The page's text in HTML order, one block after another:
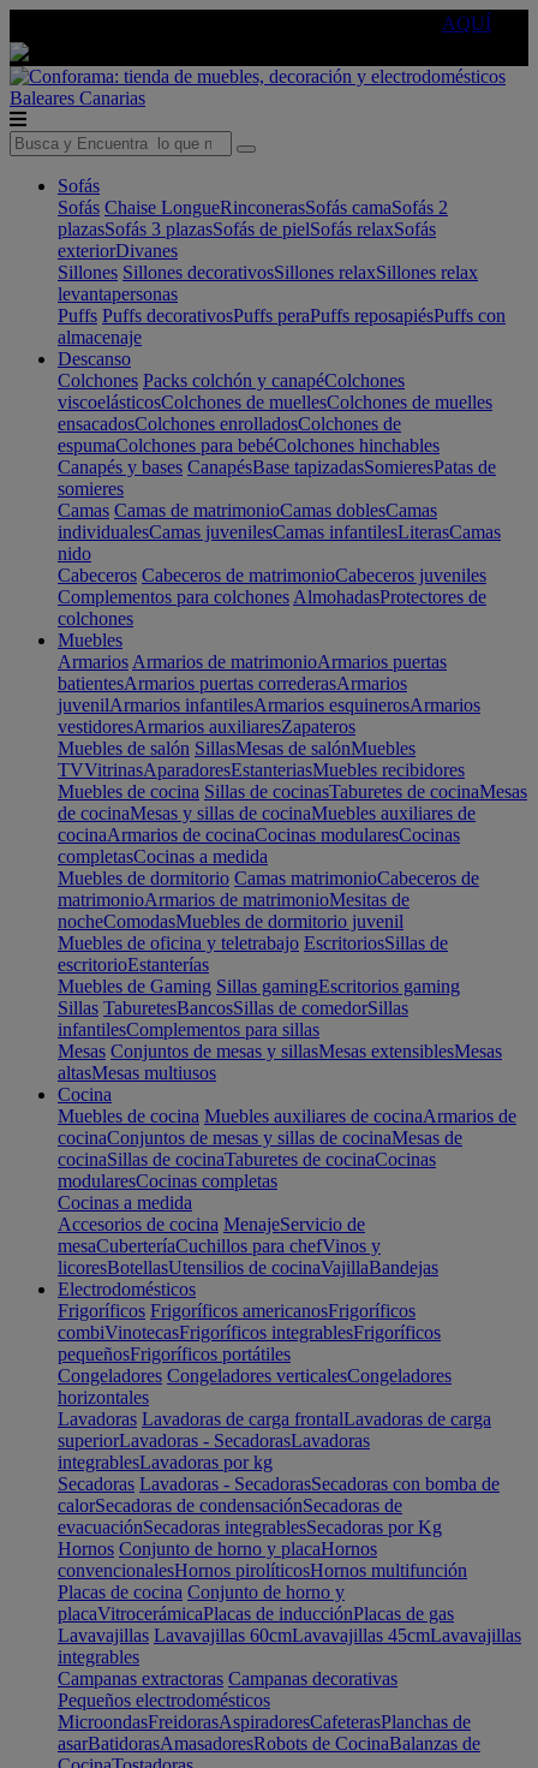
AQUÍ
Baleares Canarias
Sofás
Sofás Chaise LongueRinconerasSofás camaSofás 2
plazasSofás 3 plazasSofás de pielSofás relaxSofás
exteriorDivanes
Sillones Sillones decorativosSillones relaxSillones relax
levantapersonas
Puffs Puffs decorativosPuffs peraPuffs reposapiésPuffs con
almacenaje
Descanso
Colchones Packs colchón y canapéColchones
viscoelásticosColchones de muellesColchones de muelles
ensacadosColchones enrolladosColchones de
espumaColchones para bebéColchones hinchables
Canapés y bases CanapésBase tapizadasSomieresPatas de
somieres
Camas Camas de matrimonioCamas doblesCamas
individualesCamas juvenilesCamas infantilesLiterasCamas
nido
Cabeceros Cabeceros de matrimonioCabeceros juveniles
Complementos para colchones AlmohadasProtectores de
colchones
Muebles
Armarios Armarios de matrimonioArmarios puertas
batientesArmarios puertas correderasArmarios
juvenilArmarios infantilesArmarios esquinerosArmarios
vestidoresArmarios auxiliaresZapateros
Muebles de salón SillasMesas de salónMuebles
TVVitrinasAparadoresEstanteriasMuebles recibidores
Muebles de cocina Sillas de cocinasTaburetes de cocinaMesas
de cocinaMesas y sillas de cocinaMuebles auxiliares de
cocinaArmarios de cocinaCocinas modularesCocinas
completasCocinas a medida
Muebles de dormitorio Camas matrimonioCabeceros de
matrimonioArmarios de matrimonioMesitas de
nocheComodasMuebles de dormitorio juvenil
Muebles de oficina y teletrabajo EscritoriosSillas de
escritorioEstanterías
Muebles de Gaming Sillas gamingEscritorios gaming
Sillas TaburetesBancosSillas de comedorSillas
infantilesComplementos para sillas
Mesas Conjuntos de mesas y sillasMesas extensiblesMesas
altasMesas multiusos
Cocina
Muebles de cocina Muebles auxiliares de cocinaArmarios de
cocinaConjuntos de mesas y sillas de cocinaMesas de
cocinaSillas de cocinaTaburetes de cocinaCocinas
modularesCocinas completas
Cocinas a medida
Accesorios de cocina MenajeServicio de
mesaCuberteríaCuchillos para chefVinos y
licoresBotellasUtensilios de cocinaVajillaBandejas
Electrodomésticos
Frigoríficos Frigoríficos americanosFrigoríficos
combiVinotecasFrigoríficos integrablesFrigoríficos
pequeñosFrigoríficos portátiles
Congeladores Congeladores verticalesCongeladores
horizontales
Lavadoras Lavadoras de carga frontalLavadoras de carga
superiorLavadoras - SecadorasLavadoras
integrablesLavadoras por kg
Secadoras Lavadoras - SecadorasSecadoras con bomba de
calorSecadoras de condensaciónSecadoras de
evacuaciónSecadoras integrablesSecadoras por Kg
Hornos Conjunto de horno y placaHornos
convencionalesHornos pirolíticosHornos multifunción
Placas de cocina Conjunto de horno y
placaVitrocerámicaPlacas de inducciónPlacas de gas
Lavavajillas Lavavajillas 60cmLavavajillas 45cmLavavajillas
integrables
Campanas extractoras Campanas decorativas
Pequeños electrodomésticos
MicroondasFreidorasAspiradoresCafeterasPlanchas de
asarBatidorasAmasadoresRobots de CocinaBalanzas de